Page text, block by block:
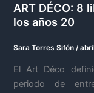
ART DÉCO: 8
los años 20
Sara Torres Sifón /
El Art Déco
periodo de